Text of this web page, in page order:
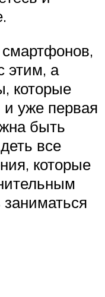
этим, а
которые
и уже первая
быть
все
которые